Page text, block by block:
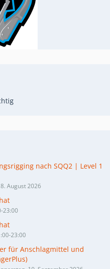
nach SQQ2 | Level 1
August 2026
23:00
23:00
für Anschlagmittel und